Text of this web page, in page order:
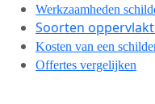
Werkzaamheden
Soorten
Kosten van een
Offertes vergelijken